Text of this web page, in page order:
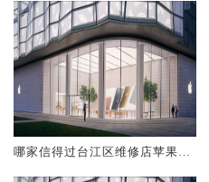
哪家信得过台江区维修店苹果X